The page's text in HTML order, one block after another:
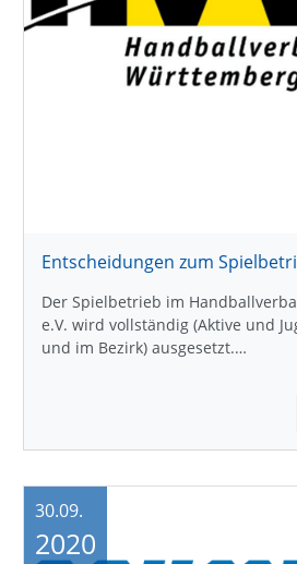
Entscheidungen zum
Der Spielbetrieb im
e.V. wird vollständig (Aktive und
und im Bezirk) ausgesetzt.…
30.09.
2020